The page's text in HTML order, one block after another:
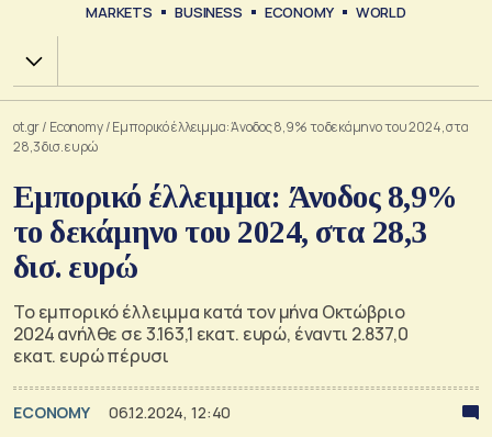
MARKETS BUSINESS ECONOMY WORLD
Χ.Α.
ot.gr/ Economy/Εμπορικό έλλειμμα: Άνοδος 8,9% το δεκάμηνο του 2024, στα
28,3 δισ. ευρώ
Εμπορικό έλλειμμα: Άνοδος 8,9%
το δεκάμηνο του 2024, στα 28,3
δισ. ευρώ
Το εμπορικό έλλειμμα κατά τον μήνα Οκτώβριο
2024 ανήλθε σε 3.163,1 εκατ. ευρώ, έναντι 2.837,0
εκατ. ευρώ πέρυσι
ECONOMY 06.12.2024, 12:40